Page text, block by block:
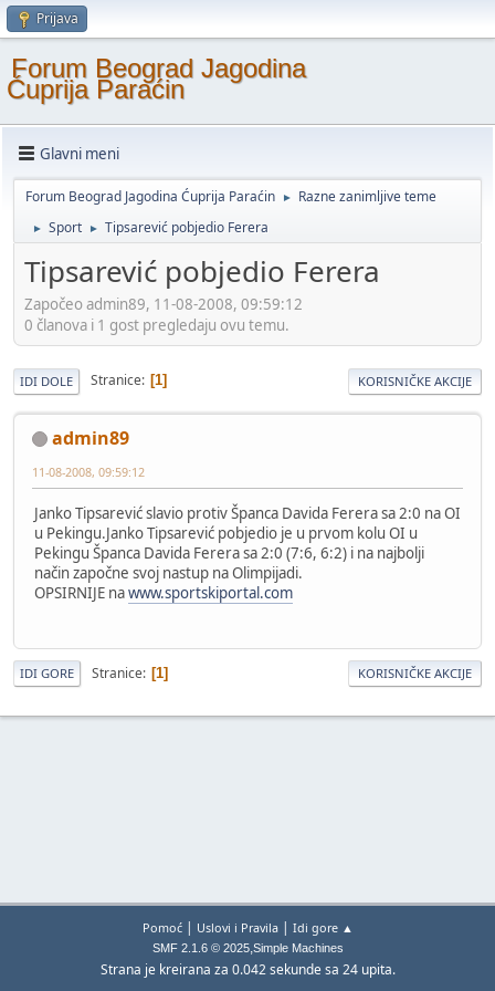
Prijava
Forum Beograd Jagodina
Ćuprija Paraćin
Glavni meni
Forum Beograd Jagodina Ćuprija Paraćin ► Razne zanimljive teme
► Sport ► Tipsarević pobjedio Ferera
Tipsarević pobjedio Ferera
Započeo admin89, 11-08-2008, 09:59:12
0 članova i 1 gost pregledaju ovu temu.
IDI DOLE Stranice 1 KORISNIČKE AKCIJE
admin89
11-08-2008, 09:59:12
Janko Tipsarević slavio protiv Španca Davida Ferera sa 2:0 na OI
u Pekingu.Janko Tipsarević pobjedio je u prvom kolu OI u
Pekingu Španca Davida Ferera sa 2:0 (7:6, 6:2) i na najbolji
način započne svoj nastup na Olimpijadi.
OPSIRNIJE nawww.sportskiportal.com
IDI GORE Stranice 1 KORISNIČKE AKCIJE
Pomoć| Uslovi i Pravila| Idi gore ▲
SMF 2.1.6 © 2025,Simple Machines
Strana je kreirana za 0.042 sekunde sa 24 upita.